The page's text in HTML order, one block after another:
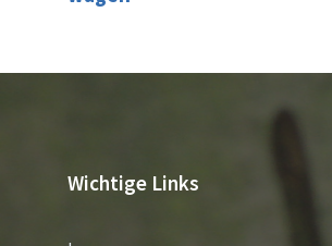
Wichtige Links